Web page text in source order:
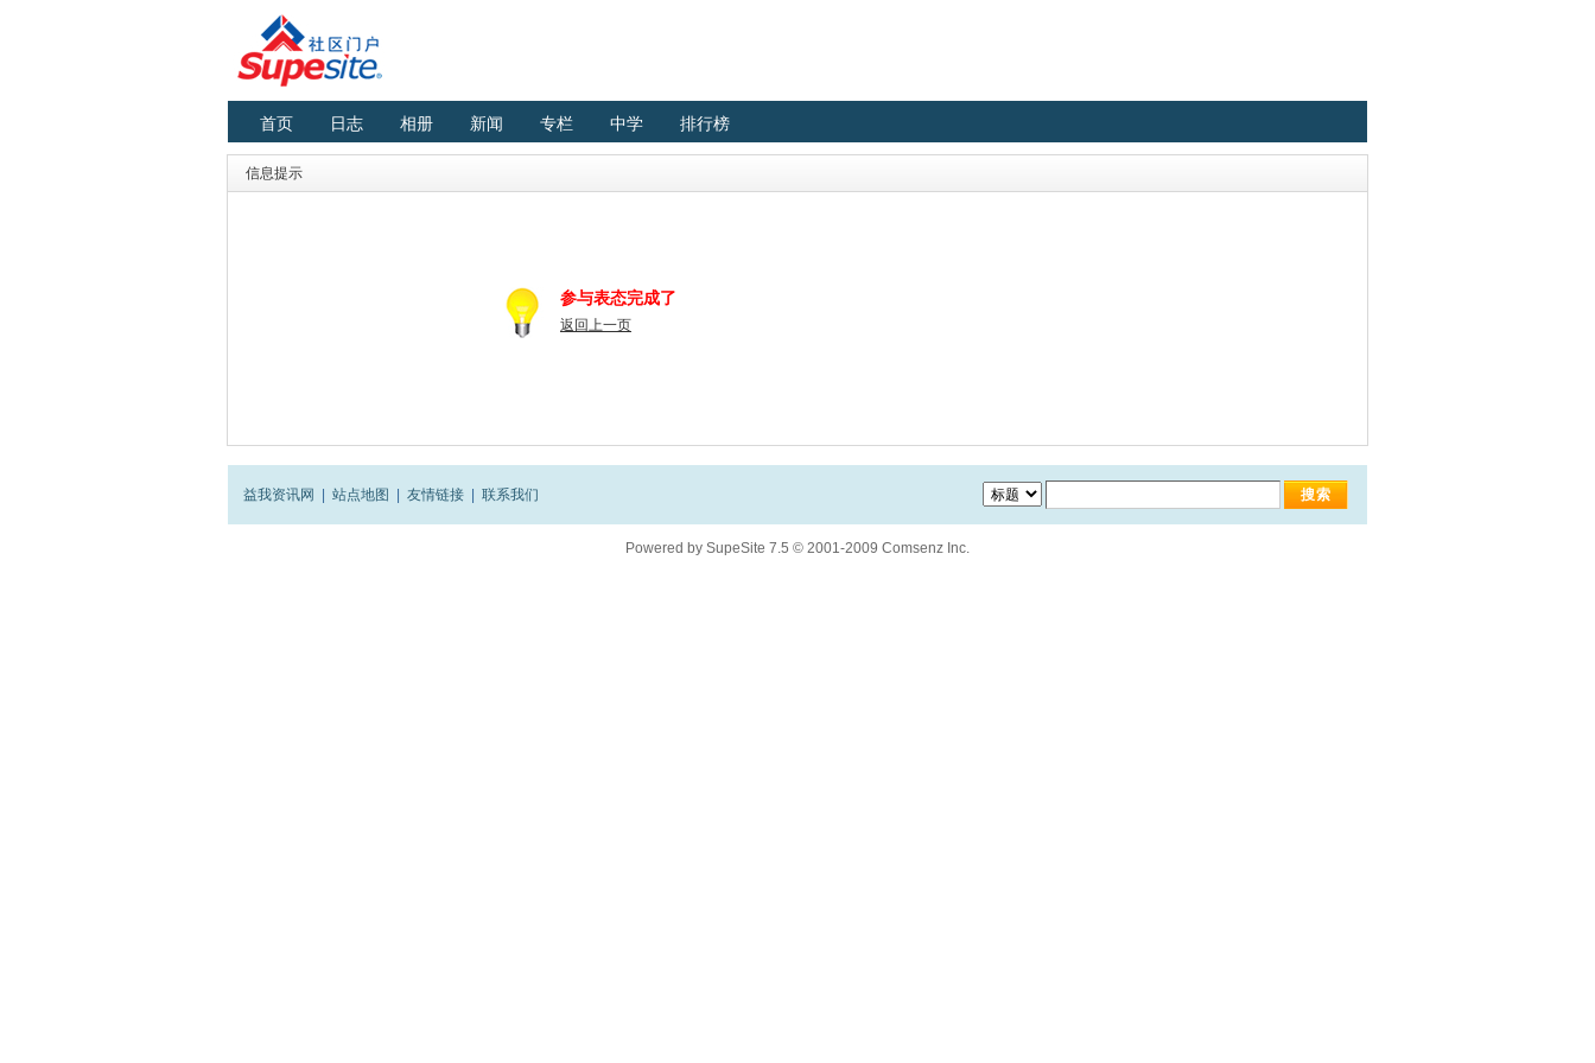
首页 日志 相册 新闻 专栏 中学 排行榜
信息提示
参与表态完成了
返回上一页
益我资讯网 站点地图 友情链接 联系我们
Powered by SupeSite 7.5 © 2001-2009 Comsenz Inc.